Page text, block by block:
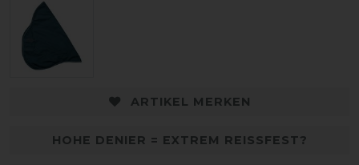
ARTIKEL MERKEN
HOHE DENIER = EXTREM REISSFEST?